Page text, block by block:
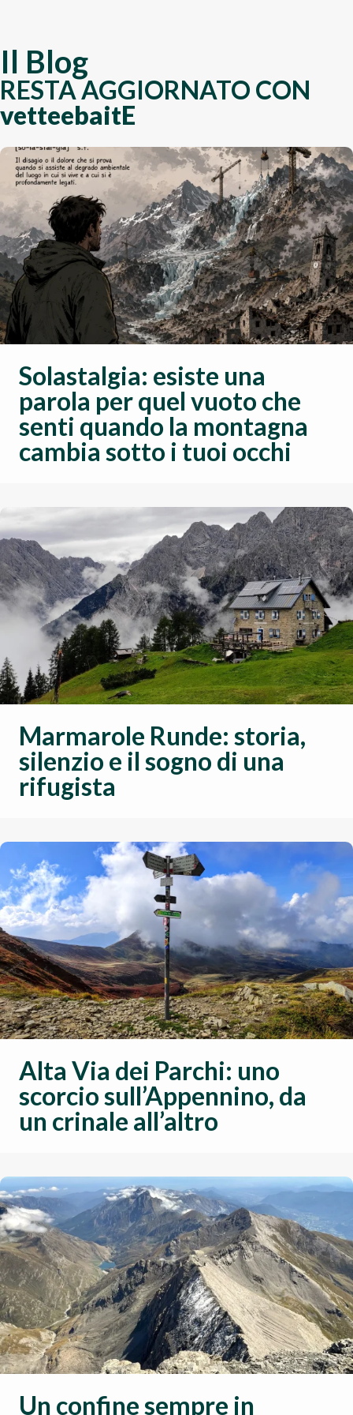
Il Blog
RESTA AGGIORNATO CON
vetteebaitE
Solastalgia: esiste una
parola per quel vuoto che
senti quando la montagna
cambia sotto i tuoi occhi
Marmarole Runde: storia,
silenzio e il sogno di una
rifugista
Alta Via dei Parchi: uno
scorcio sull’Appennino, da
un crinale all’altro
Un confine sempre in